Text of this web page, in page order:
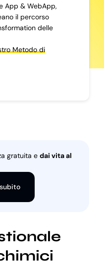
App & WebApp,
il percorso
delle
Metodo di
gratuita e dai vita al